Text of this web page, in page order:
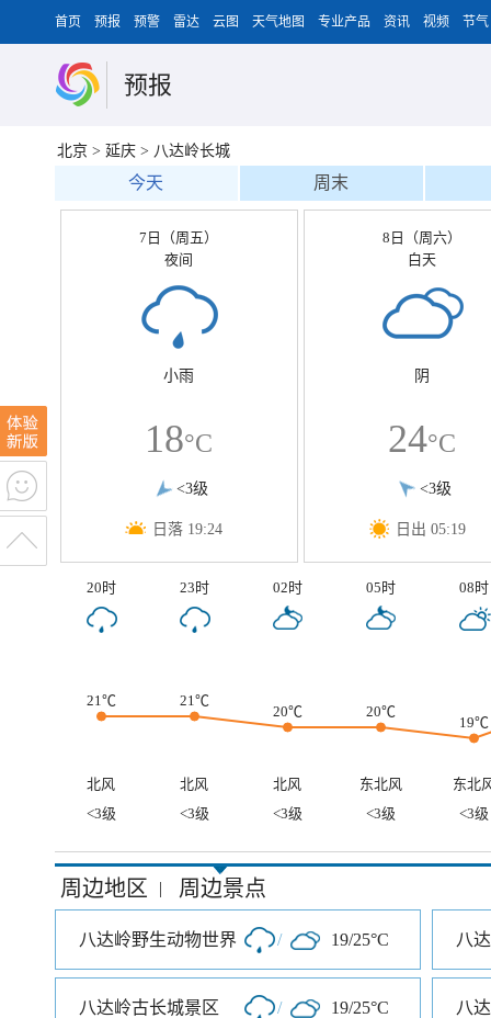
首页 预报 预警 雷达 云图 天气地图 专业产品 资讯 视频 节气
预报
北京 > 延庆 > 八达岭长城
今天 周末
7日（周五）
夜间
小雨
18°C
<3级
日落 19:24
8日（周六）
白天
阴
24°C
<3级
日出 05:19
20时 23时 02时 05时 08时
21℃ 21℃
20℃ 20℃
19℃
北风 北风 北风 东北风
东北
<3级
<3级 <3级 <3级 <3级
周边地区 | 周边景点
八达岭野生动物世界 / 19/25°C 八
八达岭古长城景区 / 19/25°C 八